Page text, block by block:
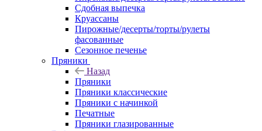
Сдобная выпечка
Круассаны
Пирожные/десерты/торты/рулеты
фасованные
Сезонное печенье
Пряники
Назад
Пряники
Пряники классические
Пряники с начинкой
Печатные
Пряники глазированные